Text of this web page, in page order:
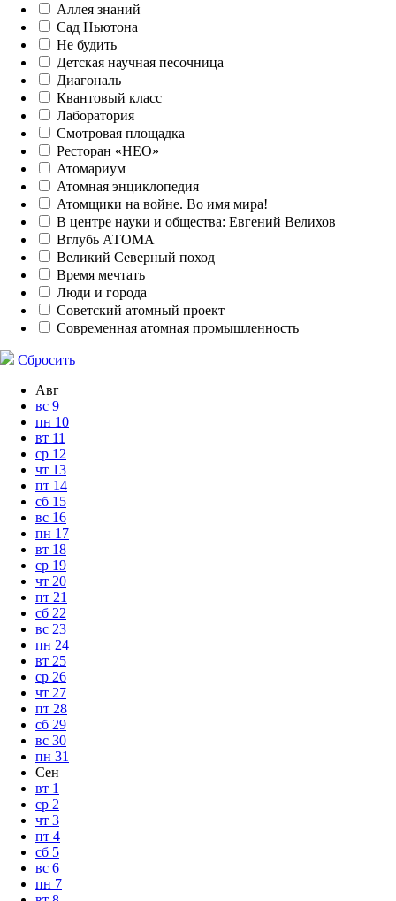
Аллея знаний
Сад Ньютона
Не будить
Детская научная песочница
Диагональ
Квантовый класс
Лаборатория
Смотровая площадка
Ресторан «НЕО»
Атомариум
Атомная энциклопедия
Атомщики на войне. Во имя мира!
В центре науки и общества: Евгений Велихов
Вглубь АТОМА
Великий Северный поход
Время мечтать
Люди и города
Советский атомный проект
Современная атомная промышленность
Сбросить
Авг
вс 9
пн 10
вт 11
ср 12
чт 13
пт 14
сб 15
вс 16
пн 17
вт 18
ср 19
чт 20
пт 21
сб 22
вс 23
пн 24
вт 25
ср 26
чт 27
пт 28
сб 29
вс 30
пн 31
Сен
вт 1
ср 2
чт 3
пт 4
сб 5
вс 6
пн 7